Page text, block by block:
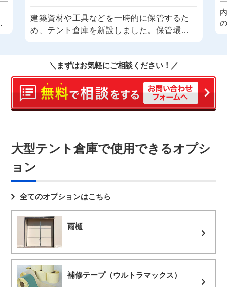
建築資材や工具などを一時的に保管するた
め、テント倉庫を新設しました。保管環境
効に活用するために、2連引き戸タイプのハ
ンガードアを採用しました。このハンガー
ドアは、開口部を大きく確保できる構造と
なっており、左右両方向に引き分けて開閉
なっています。また、荷物の積み下ろし作
業時にも障害物が少なく、作業効率の向上
が期待できます。
＼まずはお気軽にご相談ください！／
大型テント倉庫で使用できるオプシ
ョン
全てのオプションはこちら
雨樋
補修テープ（ウルトラマックス）